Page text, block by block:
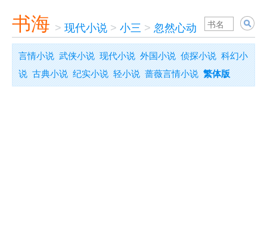
书海 > 现代小说 > 小三 > 忽然心动
言情小说 武侠小说 现代小说 外国小说 侦探小说 科幻小
说 古典小说 纪实小说 轻小说 蔷薇言情小说 繁体版